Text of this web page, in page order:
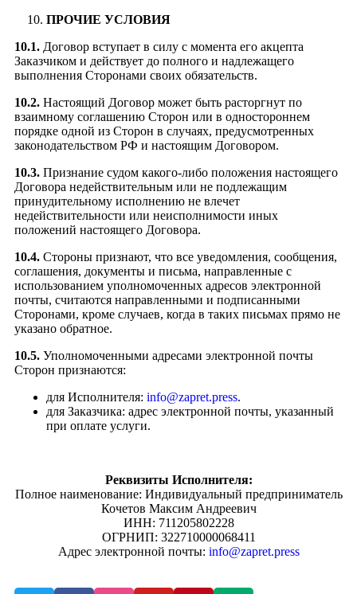
ПРОЧИЕ УСЛОВИЯ
10.1. Договор вступает в силу с момента его акцепта
Заказчиком и действует до полного и надлежащего
выполнения Сторонами своих обязательств.
10.2. Настоящий Договор может быть расторгнут по
взаимному соглашению Сторон или в одностороннем
порядке одной из Сторон в случаях, предусмотренных
законодательством РФ и настоящим Договором.
10.3. Признание судом какого-либо положения настоящего
Договора недействительным или не подлежащим
принудительному исполнению не влечет
недействительности или неисполнимости иных
положений настоящего Договора.
10.4. Стороны признают, что все уведомления, сообщения,
соглашения, документы и письма, направленные с
использованием уполномоченных адресов электронной
почты, считаются направленными и подписанными
Сторонами, кроме случаев, когда в таких письмах прямо не
указано обратное.
10.5. Уполномоченными адресами электронной почты
Сторон признаются:
для Исполнителя: info@zapret.press.
для Заказчика: адрес электронной почты, указанный
при оплате услуги.
Реквизиты Исполнителя:
Полное наименование: Индивидуальный предприниматель
Кочетов Максим Андреевич
ИНН: 711205802228
ОГРНИП: 322710000068411
Адрес электронной почты: info@zapret.press